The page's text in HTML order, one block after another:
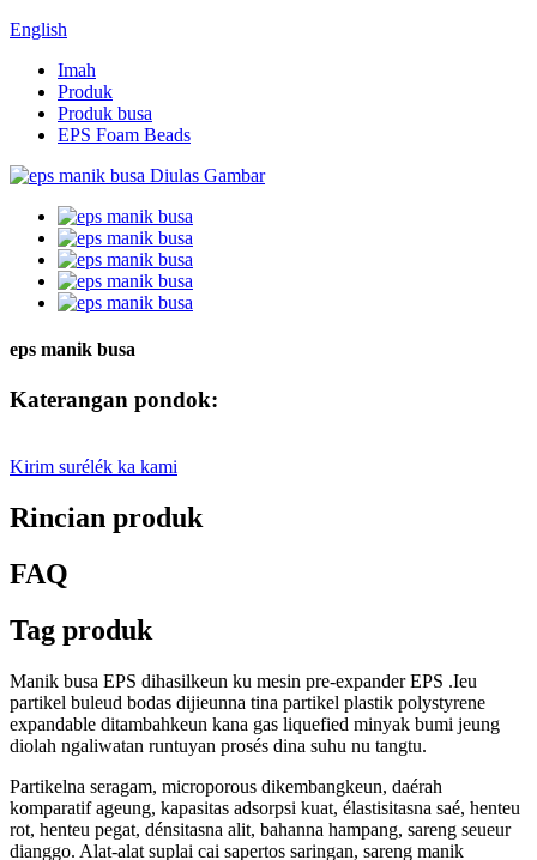
English
Imah
Produk
Produk busa
EPS Foam Beads
eps manik busa
Katerangan pondok:
Kirim surélék ka kami
Rincian produk
FAQ
Tag produk
Manik busa EPS dihasilkeun ku mesin pre-expander EPS .Ieu
partikel buleud bodas dijieunna tina partikel plastik polystyrene
expandable ditambahkeun kana gas liquefied minyak bumi jeung
diolah ngaliwatan runtuyan prosés dina suhu nu tangtu.
Partikelna seragam, microporous dikembangkeun, daérah
komparatif ageung, kapasitas adsorpsi kuat, élastisitasna saé, henteu
rot, henteu pegat, dénsitasna alit, bahanna hampang, sareng seueur
dianggo. Alat-alat suplai cai sapertos saringan, sareng manik